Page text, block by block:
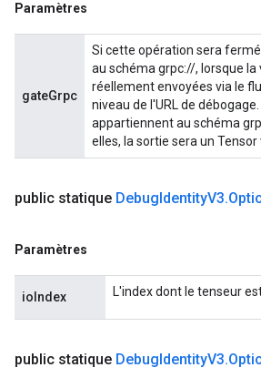
Paramètres
gateGrpc
Si cette opération sera
au schéma grpc://, lorsque
réellement envoyées via le
niveau de l'URL de
appartiennent au schéma
elles, la sortie sera un Tensor
public statique DebugIdentityV3.
Paramètres
ioIndex L'index dont le tenseur
public statique DebugIdentityV3.